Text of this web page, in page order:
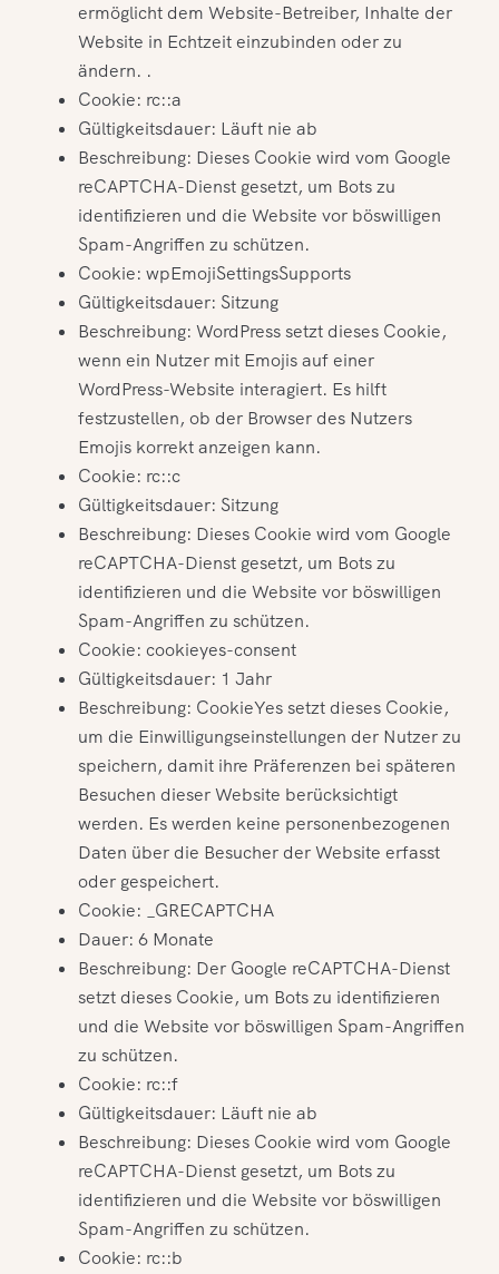
ermöglicht dem Website-Betreiber, Inhalte der
Website in Echtzeit einzubinden oder zu
ändern. .
Cookie: rc::a
Gültigkeitsdauer: Läuft nie ab
Beschreibung: Dieses Cookie wird vom Google
reCAPTCHA-Dienst gesetzt, um Bots zu
identifizieren und die Website vor böswilligen
Spam-Angriffen zu schützen.
Cookie: wpEmojiSettingsSupports
Gültigkeitsdauer: Sitzung
Beschreibung: WordPress setzt dieses Cookie,
wenn ein Nutzer mit Emojis auf einer
WordPress-Website interagiert. Es hilft
festzustellen, ob der Browser des Nutzers
Emojis korrekt anzeigen kann.
Cookie: rc::c
Gültigkeitsdauer: Sitzung
Beschreibung: Dieses Cookie wird vom Google
reCAPTCHA-Dienst gesetzt, um Bots zu
identifizieren und die Website vor böswilligen
Spam-Angriffen zu schützen.
Cookie: cookieyes-consent
Gültigkeitsdauer: 1 Jahr
Beschreibung: CookieYes setzt dieses Cookie,
um die Einwilligungseinstellungen der Nutzer zu
speichern, damit ihre Präferenzen bei späteren
Besuchen dieser Website berücksichtigt
werden. Es werden keine personenbezogenen
Daten über die Besucher der Website erfasst
oder gespeichert.
Cookie: _GRECAPTCHA
Dauer: 6 Monate
Beschreibung: Der Google reCAPTCHA-Dienst
setzt dieses Cookie, um Bots zu identifizieren
und die Website vor böswilligen Spam-Angriffen
zu schützen.
Cookie: rc::f
Gültigkeitsdauer: Läuft nie ab
Beschreibung: Dieses Cookie wird vom Google
reCAPTCHA-Dienst gesetzt, um Bots zu
identifizieren und die Website vor böswilligen
Spam-Angriffen zu schützen.
Cookie: rc::b